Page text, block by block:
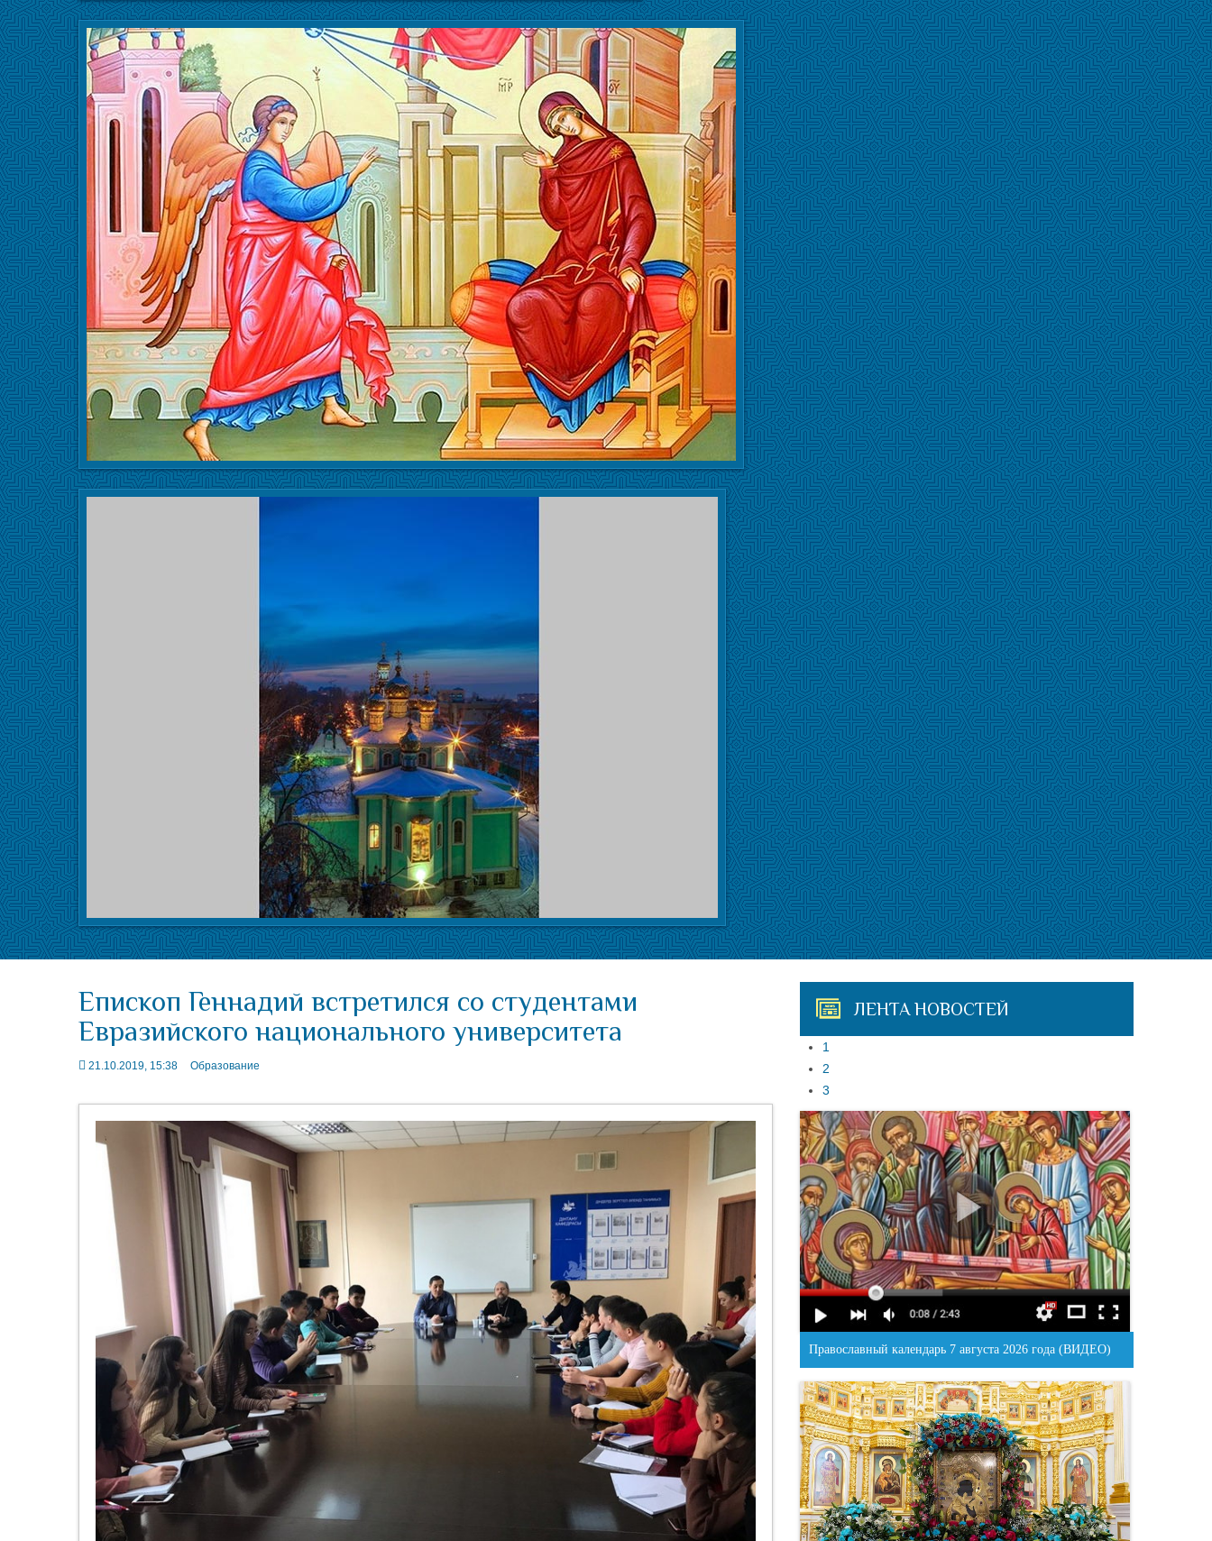
Епископ Геннадий встретился со студентами
Евразийского национального университета
21.10.2019, 15:38 Образование
ЛЕНТА НОВОСТЕЙ
1
2
3
Православный календарь 7 августа 2026 года (ВИДЕО)